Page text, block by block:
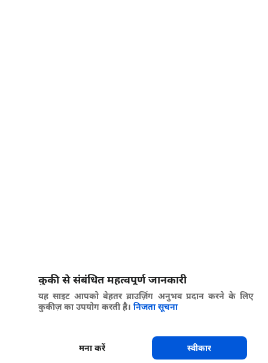
कुकी से संबंधित महत्वपूर्ण जानकारी
यह साइट आपको बेहतर ब्राउज़िंग अनुभव प्रदान करने के लिए
कुकीज़ का उपयोग करती है। निजता सूचना
मना करें स्वीकार